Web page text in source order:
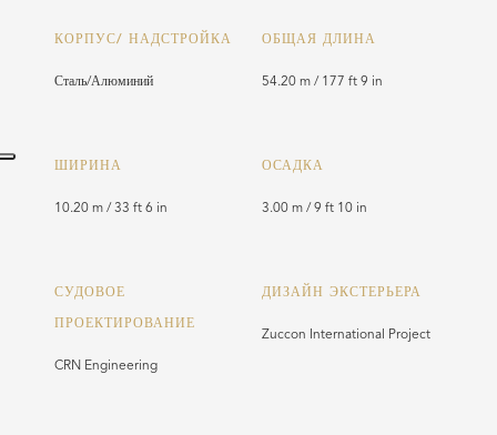
КОРПУС/ НАДСТРОЙКА
Сталь/Алюминий
ОБЩАЯ ДЛИНА
54.20 m / 177 ft 9 in
ШИРИНА
10.20 m / 33 ft 6 in
ОСАДКА
3.00 m / 9 ft 10 in
СУДОВОЕ
ПРОЕКТИРОВАНИЕ
CRN Engineering
ДИЗАЙН ЭКСТЕРЬЕРА
Zuccon International Project